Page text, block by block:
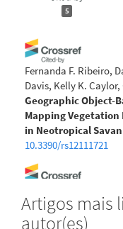
5
Fernanda F. Ribeiro,
Davis, Kelly K.
Geographic Object-
Mapping Vegetation
in Neotropical
10.3390/rs12111721
Pietro Menezes
Oliveira, Mauro
Durigon, Elaine
Artigos mais
autor(es)